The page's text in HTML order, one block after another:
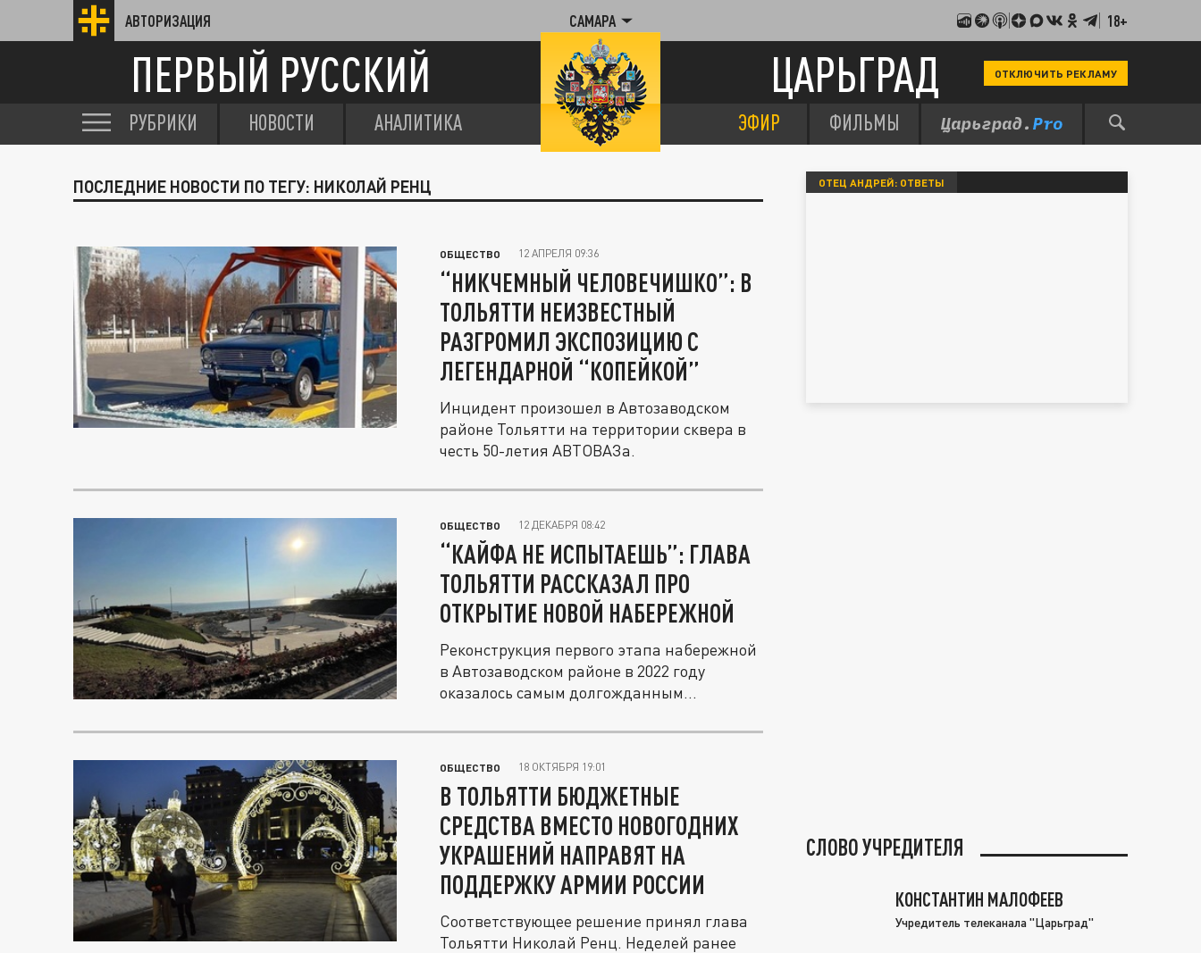
АВТОРИЗАЦИЯ САМАРА 18+
ПЕРВЫЙ РУССКИЙ ЦАРЬГРАД ОТКЛЮЧИТЬ РЕКЛАМУ
РУБРИКИ НОВОСТИ АНАЛИТИКА ЭФИР ФИЛЬМЫ
ПОСЛЕДНИЕ НОВОСТИ ПО ТЕГУ: НИКОЛАЙ РЕНЦ
ОБЩЕСТВО 12 АПРЕЛЯ 09:36
“НИКЧЕМНЫЙ ЧЕЛОВЕЧИШКО”: В
ТОЛЬЯТТИ НЕИЗВЕСТНЫЙ
РАЗГРОМИЛ ЭКСПОЗИЦИЮ С
ЛЕГЕНДАРНОЙ “КОПЕЙКОЙ”
Инцидент произошел в Автозаводском
районе Тольятти на территории сквера в
честь 50-летия АВТОВАЗа.
ОБЩЕСТВО 12 ДЕКАБРЯ 08:42
“КАЙФА НЕ ИСПЫТАЕШЬ”: ГЛАВА
ТОЛЬЯТТИ РАССКАЗАЛ ПРО
ОТКРЫТИЕ НОВОЙ НАБЕРЕЖНОЙ
Реконструкция первого этапа набережной
в Автозаводском районе в 2022 году
оказалось самым долгожданным...
ОБЩЕСТВО 18 ОКТЯБРЯ 19:01
В ТОЛЬЯТТИ БЮДЖЕТНЫЕ
СРЕДСТВА ВМЕСТО НОВОГОДНИХ
УКРАШЕНИЙ НАПРАВЯТ НА
ПОДДЕРЖКУ АРМИИ РОССИИ
Соответствующее решение принял глава
Тольятти Николай Ренц. Неделей ранее
ОТЕЦ АНДРЕЙ: ОТВЕТЫ
СЛОВО УЧРЕДИТЕЛЯ
КОНСТАНТИН МАЛОФЕЕВ
Учредитель телеканала "Царьград"